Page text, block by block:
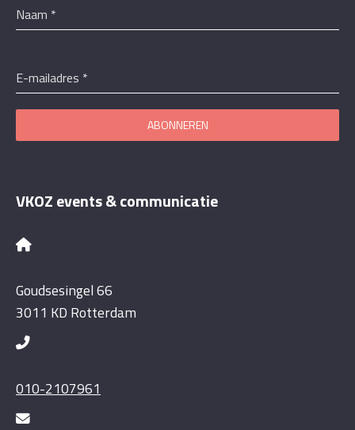
Naam *
E-mailadres *
ABONNEREN
VKOZ events & communicatie
Goudsesingel 66
3011 KD Rotterdam
010-2107961